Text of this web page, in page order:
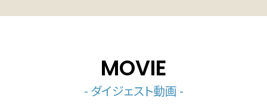
MOVIE
- ダイジェスト動画 -